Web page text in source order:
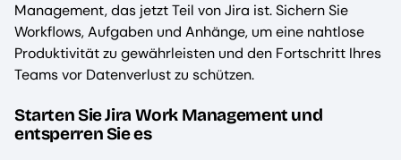
Management, das jetzt Teil von Jira ist. Sichern Sie
Workflows, Aufgaben und Anhänge, um eine nahtlose
Produktivität zu gewährleisten und den Fortschritt Ihres
Teams vor Datenverlust zu schützen.
Starten Sie Jira Work Management und
entsperren Sie es